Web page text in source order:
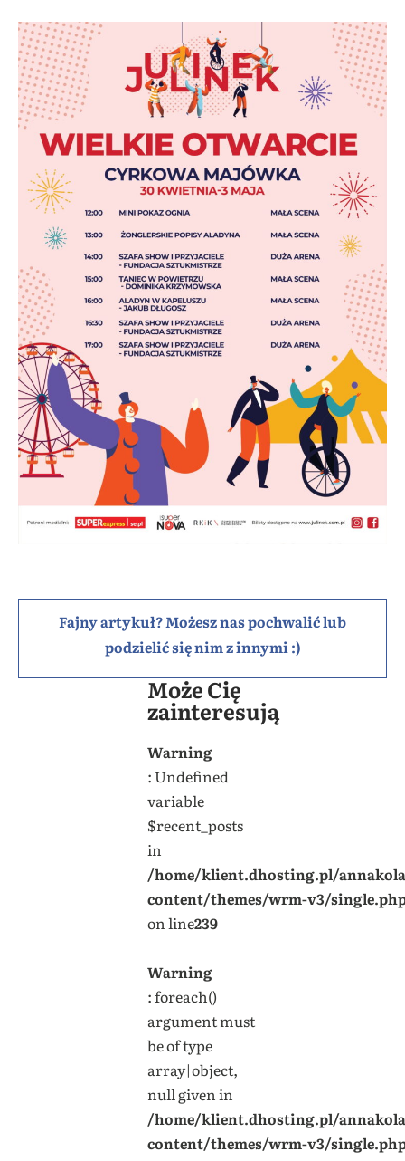
Fajny artykuł? Możesz nas pochwalić lub
podzielić się nim z innymi :)
Może Cię
zainteresują
Warning
: Undefined
variable
$recent_posts
in
/home/klient.dhosting.pl/
content/themes/wrm-v3/
on line239
Warning
: foreach()
argument must
be of type
array|object,
null given in
/home/klient.dhosting.pl/
content/themes/wrm-v3/